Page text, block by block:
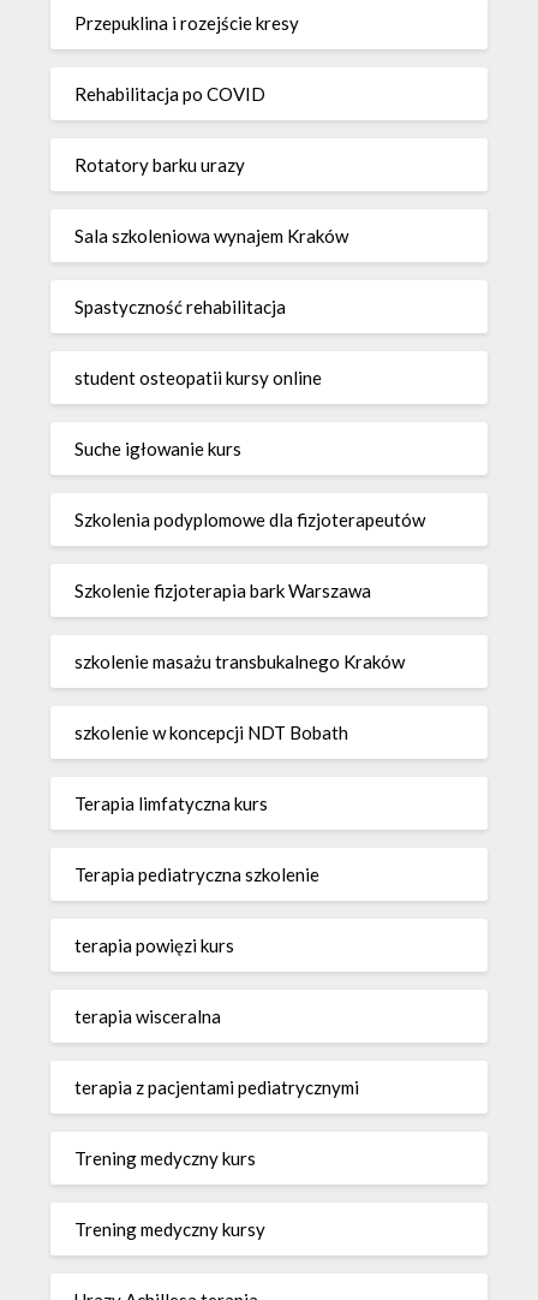
Przepuklina i rozejście kresy
Rehabilitacja po COVID
Rotatory barku urazy
Sala szkoleniowa wynajem Kraków
Spastyczność rehabilitacja
student osteopatii kursy online
Suche igłowanie kurs
Szkolenia podyplomowe dla fizjoterapeutów
Szkolenie fizjoterapia bark Warszawa
szkolenie masażu transbukalnego Kraków
szkolenie w koncepcji NDT Bobath
Terapia limfatyczna kurs
Terapia pediatryczna szkolenie
terapia powięzi kurs
terapia wisceralna
terapia z pacjentami pediatrycznymi
Trening medyczny kurs
Trening medyczny kursy